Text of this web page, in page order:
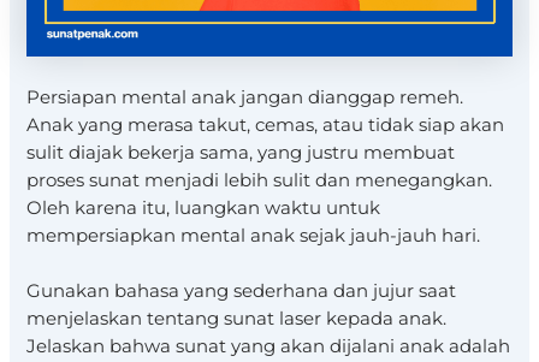
Persiapan mental anak jangan dianggap remeh.
Anak yang merasa takut, cemas, atau tidak siap akan
sulit diajak bekerja sama, yang justru membuat
proses sunat menjadi lebih sulit dan menegangkan.
Oleh karena itu, luangkan waktu untuk
mempersiapkan mental anak sejak jauh-jauh hari.
Gunakan bahasa yang sederhana dan jujur saat
menjelaskan tentang sunat laser kepada anak.
Jelaskan bahwa sunat yang akan dijalani anak adalah